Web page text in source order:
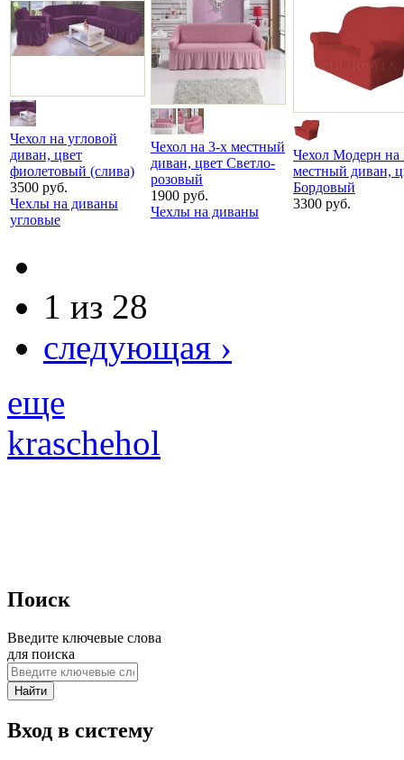
Чехол на угловой
диван, цвет
фиолетовый (слива)
3500 руб.
Чехлы на диваны
угловые
Чехол на 3-х местный
диван, цвет Светло-
розовый
1900 руб.
Чехлы на диваны
Чехол Модерн на
местный диван,
Бордовый
3300 руб.
1 из 28
следующая ›
еще
kraschehol
Поиск
Введите ключевые слова
для поиска
Вход в систему